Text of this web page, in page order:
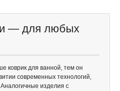
— для любых
коврик для ванной, тем он
современных технологий,
изделия с